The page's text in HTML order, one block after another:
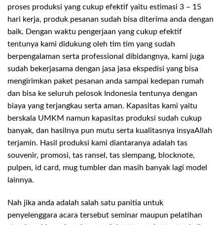
proses produksi yang cukup efektif yaitu estimasi 3 – 15
hari kerja, produk pesanan sudah bisa diterima anda dengan
baik. Dengan waktu pengerjaan yang cukup efektif
tentunya kami didukung oleh tim tim yang sudah
berpengalaman serta professional dibidangnya, kami juga
sudah bekerjasama dengan jasa jasa ekspedisi yang bisa
mengirimkan paket pesanan anda sampai kedepan rumah
dan bisa ke seluruh pelosok Indonesia tentunya dengan
biaya yang terjangkau serta aman. Kapasitas kami yaitu
berskala UMKM namun kapasitas produksi sudah cukup
banyak, dan hasilnya pun mutu serta kualitasnya insyaAllah
terjamin. Hasil produksi kami diantaranya adalah tas
souvenir, promosi, tas ransel, tas slempang, blocknote,
pulpen, id card, mug tumbler dan masih banyak lagi model
lainnya.
Nah jika anda adalah salah satu panitia untuk
penyelenggara acara tersebut seminar maupun pelatihan